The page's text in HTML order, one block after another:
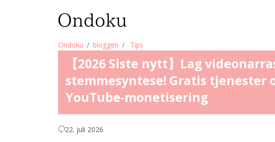
Ondoku bloggen Tips
【2026 Siste nytt】Lag
stemmesyntese! Gratis tjenester
YouTube-monetisering
22. juli 2026